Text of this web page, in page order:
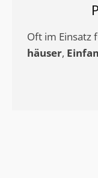
Oft im Einsatz
häuser,